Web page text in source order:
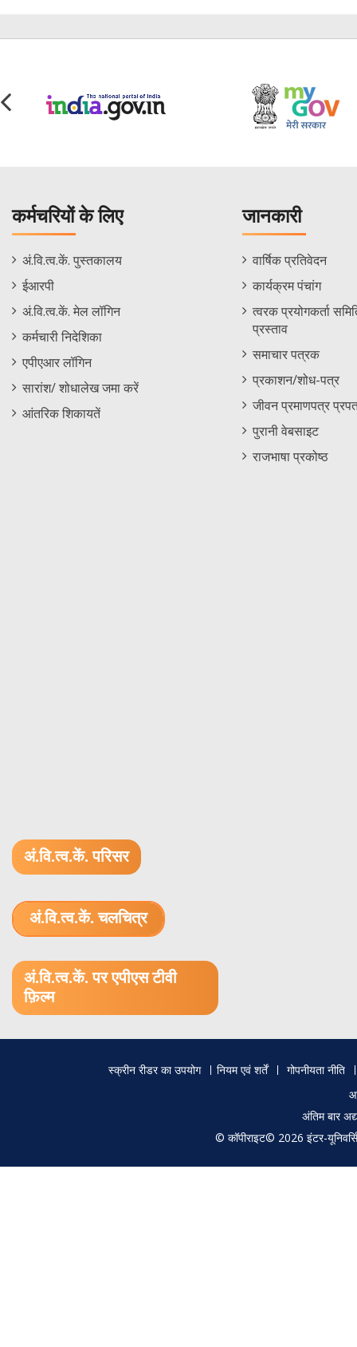
कर्मचरियों के लिए
Staff
Footer
Menu
अं.वि.त्व.कें. पुस्तकालय
ईआरपी
अं.वि.त्व.कें. मेल लॉगिन
कर्मचारी निदेशिका
एपीएआर लॉगिन
सारांश/ शोधालेख जमा करें
आंतरिक शिकायतें
जानकारी
Informations
Menu
वार्षिक प्रतिवेदन
कार्यक्रम पंचांग
त्वरक प्रयोगकर्ता
प्रस्ताव
समाचार पत्रक
प्रकाशन/शोध-पत्र
जीवन प्रमाणपत्र
पुरानी वेबसाइट
राजभाषा प्रकोष्ठ
अं.वि.त्व.कें. परिसर
अं.वि.त्व.कें. चलचित्र
अं.वि.त्व.कें. पर एपीएस टीवी
फ़िल्म
स्क्रीन रीडर का उपयोग नियम एवं शर्तें
गोपनीयता नीति
अंतिम बार
© कॉपीराइट© 2026 इंटर-